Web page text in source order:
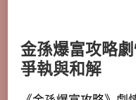
金孫爆富攻略
爭執與和解